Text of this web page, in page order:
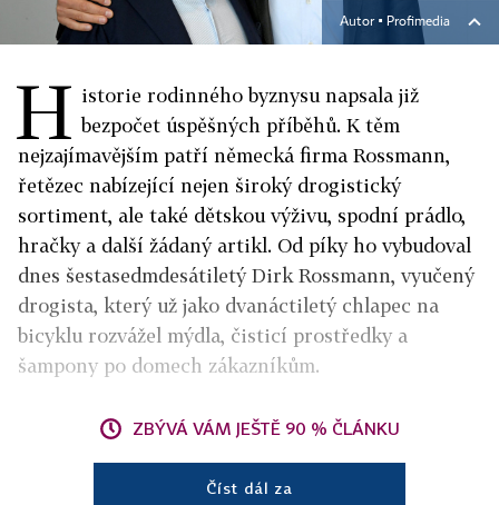
Autor ▪ Profimedia
H istorie rodinného byznysu napsala již
bezpočet úspěšných příběhů. K těm
nejzajímavějším patří německá firma Rossmann,
řetězec nabízející nejen široký drogistický
sortiment, ale také dětskou výživu, spodní prádlo,
hračky a další žádaný artikl. Od píky ho vybudoval
dnes šestasedmdesátiletý Dirk Rossmann, vyučený
drogista, který už jako dvanáctiletý chlapec na
bicyklu rozvážel mýdla, čisticí prostředky a
šampony po domech zákazníkům.
ZBÝVÁ VÁM JEŠTĚ 90 % ČLÁNKU
Číst dál za